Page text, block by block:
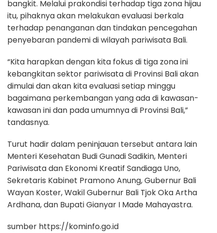
bangkit. Melalui prakondisi terhadap tiga zona hijau
itu, pihaknya akan melakukan evaluasi berkala
terhadap penanganan dan tindakan pencegahan
penyebaran pandemi di wilayah pariwisata Bali.
“Kita harapkan dengan kita fokus di tiga zona ini
kebangkitan sektor pariwisata di Provinsi Bali akan
dimulai dan akan kita evaluasi setiap minggu
bagaimana perkembangan yang ada di kawasan-
kawasan ini dan pada umumnya di Provinsi Bali,”
tandasnya.
Turut hadir dalam peninjauan tersebut antara lain
Menteri Kesehatan Budi Gunadi Sadikin, Menteri
Pariwisata dan Ekonomi Kreatif Sandiaga Uno,
Sekretaris Kabinet Pramono Anung, Gubernur Bali
Wayan Koster, Wakil Gubernur Bali Tjok Oka Artha
Ardhana, dan Bupati Gianyar I Made Mahayastra.
sumber https://kominfo.go.id